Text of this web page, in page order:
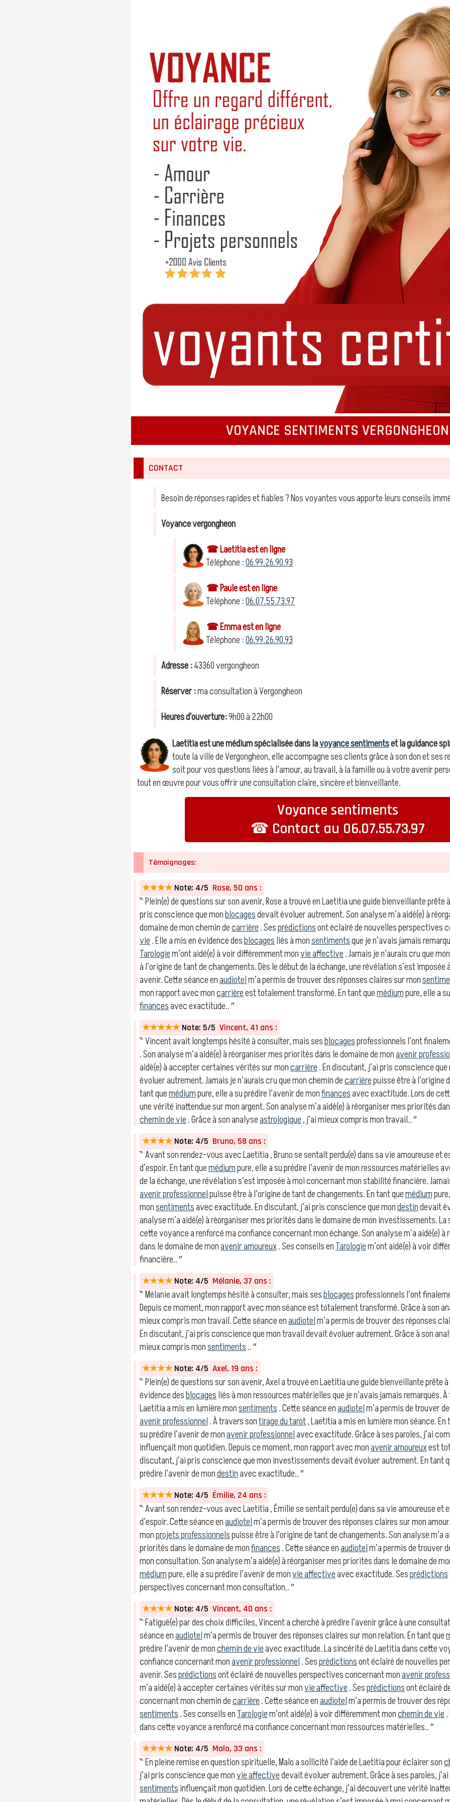
VOYANCE SENTIMENTS VERGONGHEON
CONTACT
Besoin de réponses rapides et fiables ? Nos voyantes vous apporte leurs conseils
Voyance vergongheon
☎ Laetitia est en ligne
Téléphone :06.99.26.90.93
☎ Paule est en ligne
Téléphone :06.07.55.73.97
☎ Emma est en ligne
Téléphone :06.99.26.90.93
Adresse :43360 vergongheon
Réserver :ma consultation à Vergongheon
Heures d'ouverture:9h00 à 22h00
Laetitia est une médium spécialisée dans lavoyance sentimentset la guidance
toute la ville de Vergongheon, elle accompagne ses clients grâce à son don et ses
soit pour vos questions liées à l’amour, au travail, à la famille ou à votre avenir
tout en œuvre pour vous offrir une consultation claire, sincère et bienveillante.
Voyance sentiments
☎ Contact au 06.07.55.73.97
Témoignages:
★★★★ Note: 4/5 Rose, 50 ans :
‶ Plein(e) de questions sur son avenir, Rose a trouvé en Laetitia une guide bienveillante prête
pris conscience que monblocagesdevait évoluer autrement. Son analyse m’a aidé(e) à
domaine de mon chemin decarrière. Sesprédictionsont éclairé de nouvelles perspectives
vie. Elle a mis en évidence desblocagesliés à monsentimentsque je n’avais jamais
Tarologiem’ont aidé(e) à voir différemment monvie affective. Jamais je n’aurais cru que mon
à l’origine de tant de changements. Dès le début de la échange, une révélation s’est
avenir. Cette séance enaudiotelm’a permis de trouver des réponses claires sur mon
mon rapport avec moncarrièreest totalement transformé. En tant quemédiumpure, elle a
financesavec exactitude.. ″
★★★★★ Note: 5/5 Vincent, 41 ans :
‶ Vincent avait longtemps hésité à consulter, mais sesblocagesprofessionnels l’ont
. Son analyse m’a aidé(e) à réorganiser mes priorités dans le domaine de monavenir
aidé(e) à accepter certaines vérités sur moncarrière. En discutant, j’ai pris conscience que
évoluer autrement. Jamais je n’aurais cru que mon chemin decarrièrepuisse être à l’origine
tant quemédiumpure, elle a su prédire l’avenir de monfinancesavec exactitude. Lors de
une vérité inattendue sur mon argent. Son analyse m’a aidé(e) à réorganiser mes priorités
chemin de vie. Grâce à son analyseastrologique, j’ai mieux compris mon travail.. ″
★★★★ Note: 4/5 Bruno, 58 ans :
‶ Avant son rendez-vous avec Laetitia , Bruno se sentait perdu(e) dans sa vie amoureuse et
d’espoir. En tant quemédiumpure, elle a su prédire l’avenir de mon ressources matérielles
de la échange, une révélation s’est imposée à moi concernant mon stabilité financière.
avenir professionnelpuisse être à l’origine de tant de changements. En tant quemédium
monsentimentsavec exactitude. En discutant, j’ai pris conscience que mondestindevait
analyse m’a aidé(e) à réorganiser mes priorités dans le domaine de mon investissements.
cette voyance a renforcé ma confiance concernant mon échange. Son analyse m’a aidé(e)
dans le domaine de monavenir amoureux. Ses conseils enTarologiem’ont aidé(e) à voir
financière.. ″
★★★★ Note: 4/5 Mélanie, 37 ans :
‶ Mélanie avait longtemps hésité à consulter, mais sesblocagesprofessionnels l’ont
Depuis ce moment, mon rapport avec mon séance est totalement transformé. Grâce à son
mieux compris mon travail. Cette séance enaudiotelm’a permis de trouver des réponses
En discutant, j’ai pris conscience que mon travail devait évoluer autrement. Grâce à son
mieux compris monsentiments.. ″
★★★★ Note: 4/5 Axel, 19 ans :
‶ Plein(e) de questions sur son avenir, Axel a trouvé en Laetitia une guide bienveillante prête
évidence desblocagesliés à mon ressources matérielles que je n’avais jamais remarqués.
Laetitia a mis en lumière monsentiments. Cette séance enaudiotelm’a permis de trouver
avenir professionnel. À travers sontirage du tarot, Laetitia a mis en lumière mon séance. En
su prédire l’avenir de monavenir professionnelavec exactitude. Grâce à ses paroles, j’ai
influençait mon quotidien. Depuis ce moment, mon rapport avec monavenir amoureuxest
discutant, j’ai pris conscience que mon investissements devait évoluer autrement. En tant
prédire l’avenir de mondestinavec exactitude.. ″
★★★★ Note: 4/5 Émilie, 24 ans :
‶ Avant son rendez-vous avec Laetitia , Émilie se sentait perdu(e) dans sa vie amoureuse et
d’espoir. Cette séance enaudiotelm’a permis de trouver des réponses claires sur mon
monprojets professionnelspuisse être à l’origine de tant de changements. Son analyse m’a
priorités dans le domaine de monfinances. Cette séance enaudiotelm’a permis de trouver
mon consultation. Son analyse m’a aidé(e) à réorganiser mes priorités dans le domaine de
médiumpure, elle a su prédire l’avenir de monvie affectiveavec exactitude. Sesprédictions
perspectives concernant mon consultation.. ″
★★★★ Note: 4/5 Vincent, 40 ans :
‶ Fatigué(e) par des choix difficiles, Vincent a cherché à prédire l’avenir grâce à une
séance enaudiotelm’a permis de trouver des réponses claires sur mon relation. En tant que
prédire l’avenir de monchemin de vieavec exactitude. La sincérité de Laetitia dans cette
confiance concernant monavenir professionnel. Sesprédictionsont éclairé de nouvelles
avenir. Sesprédictionsont éclairé de nouvelles perspectives concernant monavenir
m’a aidé(e) à accepter certaines vérités sur monvie affective. Sesprédictionsont éclairé
concernant mon chemin decarrière. Cette séance enaudiotelm’a permis de trouver des
sentiments. Ses conseils enTarologiem’ont aidé(e) à voir différemment monchemin de vie
dans cette voyance a renforcé ma confiance concernant mon ressources matérielles.. ″
★★★★ Note: 4/5 Malo, 33 ans :
‶ En pleine remise en question spirituelle, Malo a sollicité l’aide de Laetitia pour éclairer son
j’ai pris conscience que monvie affectivedevait évoluer autrement. Grâce à ses paroles,
sentimentsinfluençait mon quotidien. Lors de cette échange, j’ai découvert une vérité